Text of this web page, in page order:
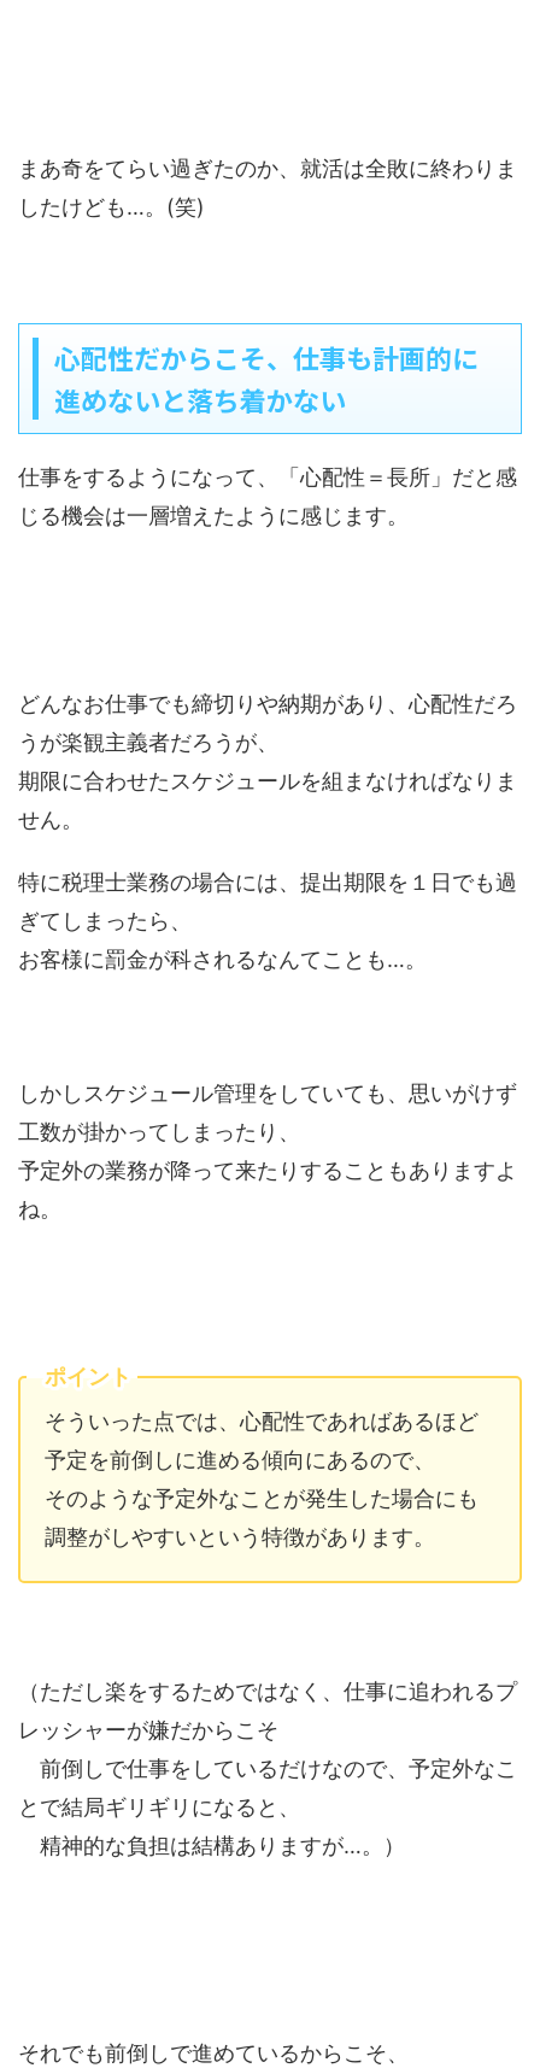
まあ奇をてらい過ぎたのか、就活は全敗に終わりま
したけども…。(笑)
心配性だからこそ、仕事も計画的に
進めないと落ち着かない
仕事をするようになって、「心配性＝長所」だと感
じる機会は一層増えたように感じます。
どんなお仕事でも締切りや納期があり、心配性だろ
うが楽観主義者だろうが、
期限に合わせたスケジュールを組まなければなりま
せん。
特に税理士業務の場合には、提出期限を１日でも過
ぎてしまったら、
お客様に罰金が科されるなんてことも…。
しかしスケジュール管理をしていても、思いがけず
工数が掛かってしまったり、
予定外の業務が降って来たりすることもありますよ
ね。
ポイント
そういった点では、心配性であればあるほど
予定を前倒しに進める傾向にあるので、
そのような予定外なことが発生した場合にも
調整がしやすいという特徴があります。
（ただし楽をするためではなく、仕事に追われるプ
レッシャーが嫌だからこそ
前倒しで仕事をしているだけなので、予定外なこ
とで結局ギリギリになると、
精神的な負担は結構ありますが…。）
それでも前倒しで進めているからこそ、